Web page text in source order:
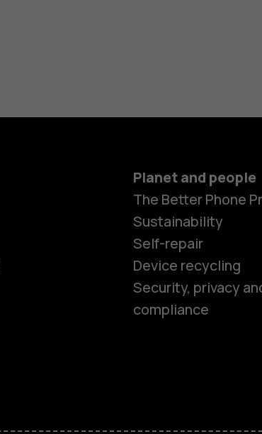
Planet and people
The Better Phone
Sustainability
Self-repair
Device recycling
Security, privacy
compliance